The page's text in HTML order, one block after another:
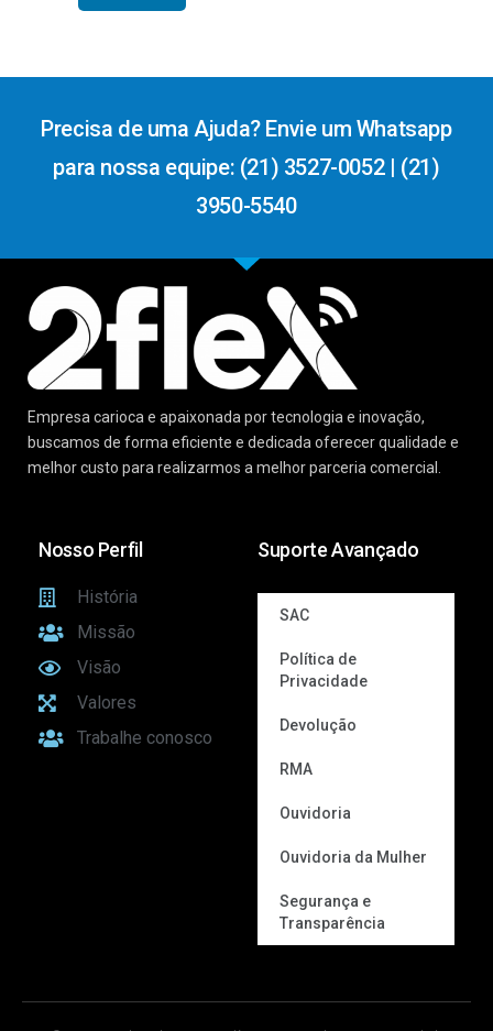
Precisa de uma Ajuda? Envie um Whatsapp
para nossa equipe: (21) 3527-0052 | (21)
3950-5540
Empresa carioca e apaixonada por tecnologia e inovação,
buscamos de forma eficiente e dedicada oferecer qualidade e
melhor custo para realizarmos a melhor parceria comercial.
Nosso Perfil
História
Missão
Visão
Valores
Trabalhe conosco
Suporte Avançado
SAC
Política de
Privacidade
Devolução
RMA
Ouvidoria
Ouvidoria da Mulher
Segurança e
Transparência